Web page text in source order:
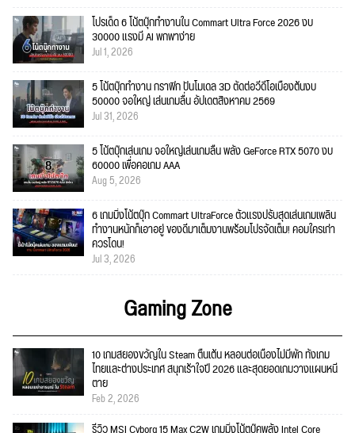
โปรเด็ด 6 โน้ตบุ๊กทำงานใน Commart Ultra Force 2026 งบ
30000 แรงมี AI พกพาง่าย
Jul 1, 2026
5 โน้ตบุ๊กทำงาน กราฟิก ปั้นโมเดล 3D ตัดต่อวีดีโอเบื้องต้นงบ
50000 จอใหญ่ เล่นเกมลื่น อัปเดตสิงหาคม 2569
Jul 31, 2026
5 โน้ตบุ๊กเล่นเกม จอใหญ่เล่นเกมลื่น พลัง GeForce RTX 5070 งบ
60000 เพื่อคอเกม AAA
Aug 5, 2026
6 เกมมิ่งโน้ตบุ๊ก Commart UltraForce ตัวแรงปรับสุดเล่นเกมเพลิน
ทำงานหนักก็เอาอยู่ ของดีมาเต็มงานพร้อมโปรจัดเต็ม! คอมใครเก่า
ควรโดน!
Jul 3, 2026
Gaming Zone
10 เกมสยองขวัญใน Steam ตื่นเต้น หลอนต่อเนื่องไม่มีพัก ทั้งเกม
ไทยและต่างประเทศ สนุกเร้าใจปี 2026 และสุดยอดเกมวางแผนหนี
ตาย
Feb 2, 2026